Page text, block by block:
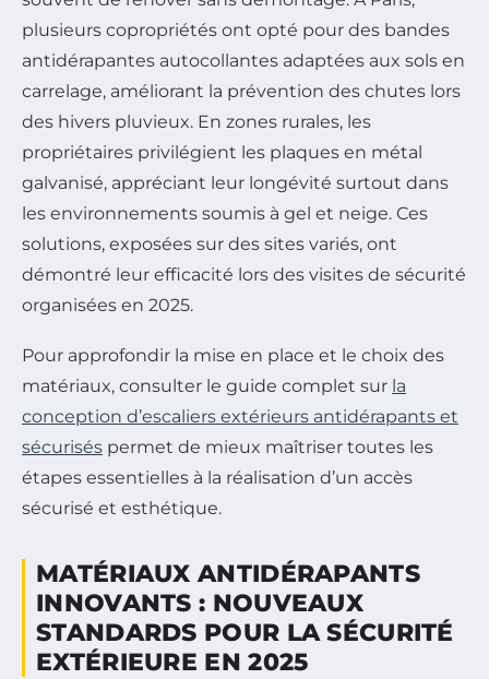
plusieurs copropriétés ont opté pour des bandes
antidérapantes autocollantes adaptées aux sols en
carrelage, améliorant la prévention des chutes lors
des hivers pluvieux. En zones rurales, les
propriétaires privilégient les plaques en métal
galvanisé, appréciant leur longévité surtout dans
les environnements soumis à gel et neige. Ces
solutions, exposées sur des sites variés, ont
démontré leur efficacité lors des visites de sécurité
organisées en 2025.
Pour approfondir la mise en place et le choix des
matériaux, consulter le guide complet sur la
conception d’escaliers extérieurs antidérapants et
sécurisés permet de mieux maîtriser toutes les
étapes essentielles à la réalisation d’un accès
sécurisé et esthétique.
MATÉRIAUX ANTIDÉRAPANTS
INNOVANTS : NOUVEAUX
STANDARDS POUR LA SÉCURITÉ
EXTÉRIEURE EN 2025